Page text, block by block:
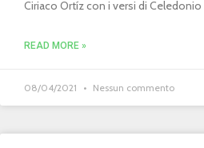
Ciriaco Ortíz con i versi di Celedonio
READ MORE »
08/04/2021 Nessun commento